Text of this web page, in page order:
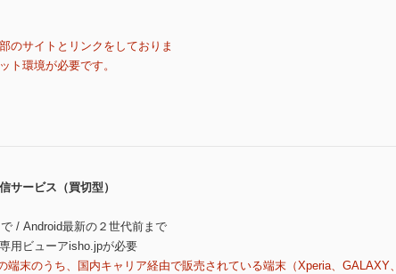
のサイトとリンクをしておりま
ト環境が必要です。
サービス（買切型）
/ Android最新の２世代前まで
用ビューアisho.jpが必要
末のうち、国内キャリア経由で販売されている端末（Xperia、GALAXY、